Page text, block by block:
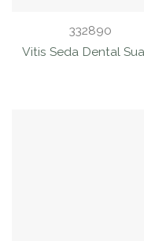
332890
Vitis Seda Dental